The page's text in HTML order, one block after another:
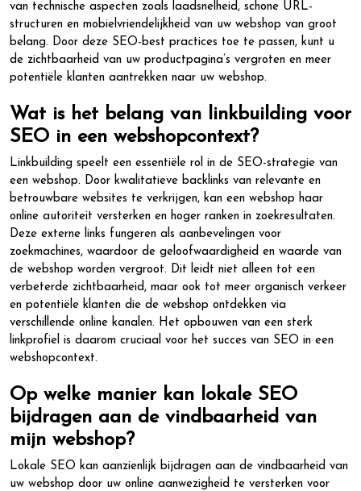
van technische aspecten zoals laadsnelheid, schone URL-
structuren en mobielvriendelijkheid van uw webshop van groot
belang. Door deze SEO-best practices toe te passen, kunt u
de zichtbaarheid van uw productpagina’s vergroten en meer
potentiële klanten aantrekken naar uw webshop.
Wat is het belang van linkbuilding voor
SEO in een webshopcontext?
Linkbuilding speelt een essentiële rol in de SEO-strategie van
een webshop. Door kwalitatieve backlinks van relevante en
betrouwbare websites te verkrijgen, kan een webshop haar
online autoriteit versterken en hoger ranken in zoekresultaten.
Deze externe links fungeren als aanbevelingen voor
zoekmachines, waardoor de geloofwaardigheid en waarde van
de webshop worden vergroot. Dit leidt niet alleen tot een
verbeterde zichtbaarheid, maar ook tot meer organisch verkeer
en potentiële klanten die de webshop ontdekken via
verschillende online kanalen. Het opbouwen van een sterk
linkprofiel is daarom cruciaal voor het succes van SEO in een
webshopcontext.
Op welke manier kan lokale SEO
bijdragen aan de vindbaarheid van
mijn webshop?
Lokale SEO kan aanzienlijk bijdragen aan de vindbaarheid van
uw webshop door uw online aanwezigheid te versterken voor